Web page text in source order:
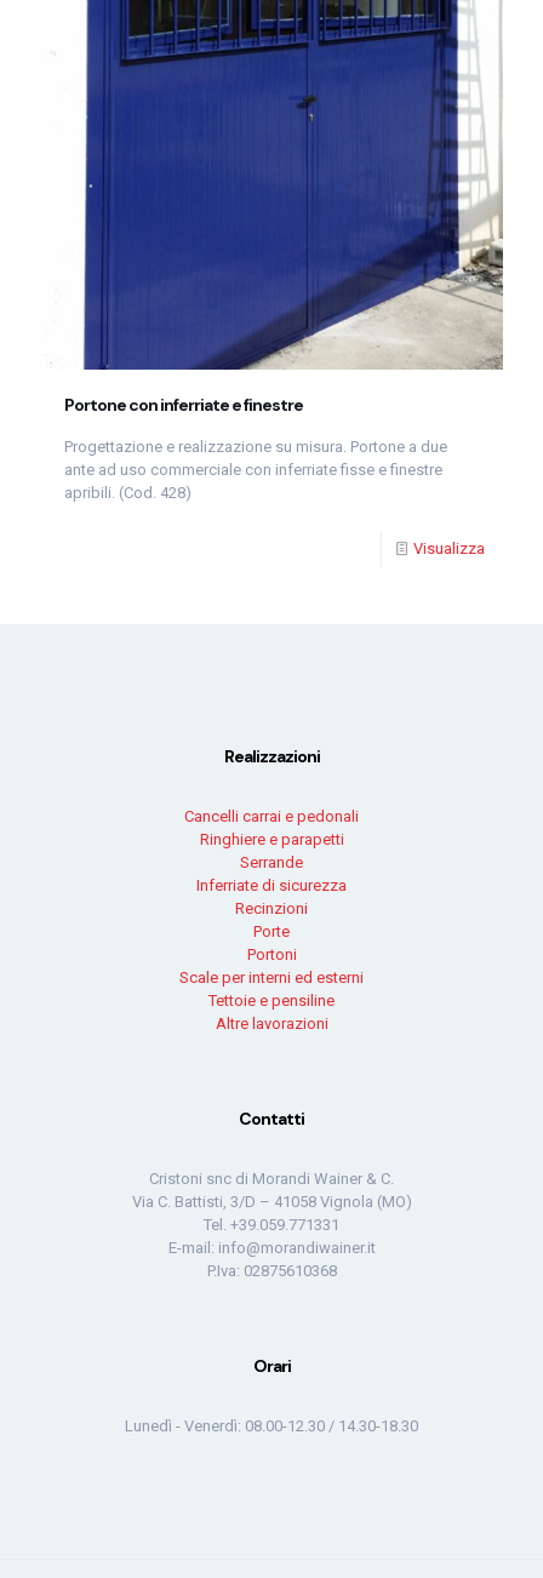
Portone con inferriate e finestre
Progettazione e realizzazione su misura. Portone a due
ante ad uso commerciale con inferriate fisse e finestre
apribili. (Cod. 428)
Visualizza
Realizzazioni
Cancelli carrai e pedonali
Ringhiere e parapetti
Serrande
Inferriate di sicurezza
Recinzioni
Porte
Portoni
Scale per interni ed esterni
Tettoie e pensiline
Altre lavorazioni
Contatti
Cristoni snc di Morandi Wainer & C.
Via C. Battisti, 3/D – 41058 Vignola (MO)
Tel. +39.059.771331
E-mail: info@morandiwainer.it
P.Iva: 02875610368
Orari
Lunedì - Venerdì: 08.00-12.30 / 14.30-18.30